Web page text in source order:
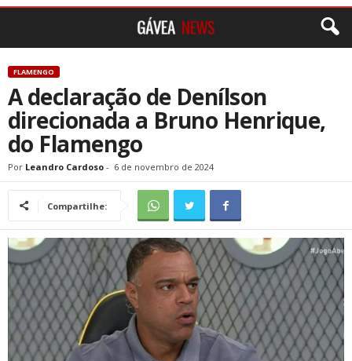
FLAMENGO
A declaração de Denílson
direcionada a Bruno Henrique,
do Flamengo
Por Leandro Cardoso - 6 de novembro de 2024
Compartilhe: